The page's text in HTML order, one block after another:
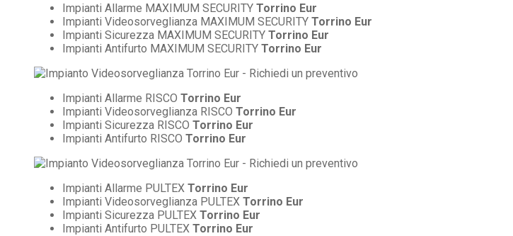
Impianti Allarme MAXIMUM SECURITY Torrino Eur
Impianti Videosorveglianza MAXIMUM SECURITY Torrino Eur
Impianti Sicurezza MAXIMUM SECURITY Torrino Eur
Impianti Antifurto MAXIMUM SECURITY Torrino Eur
Impianti Allarme RISCO Torrino Eur
Impianti Videosorveglianza RISCO Torrino Eur
Impianti Sicurezza RISCO Torrino Eur
Impianti Antifurto RISCO Torrino Eur
Impianti Allarme PULTEX Torrino Eur
Impianti Videosorveglianza PULTEX Torrino Eur
Impianti Sicurezza PULTEX Torrino Eur
Impianti Antifurto PULTEX Torrino Eur